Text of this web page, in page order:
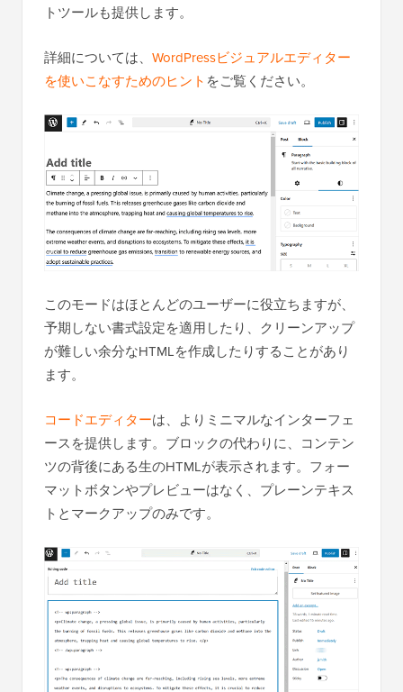
トツールも提供します。
詳細については、 WordPressビジュアルエディター
を使いこなすためのヒント をご覧ください。
このモードはほとんどのユーザーに役立ちますが、
予期しない書式設定を適用したり、クリーンアップ
が難しい余分なHTMLを作成したりすることがあり
ます。
コードエディターは、よりミニマルなインターフェ
ースを提供します。ブロックの代わりに、コンテン
ツの背後にある生のHTMLが表示されます。フォー
マットボタンやプレビューはなく、プレーンテキス
トとマークアップのみです。